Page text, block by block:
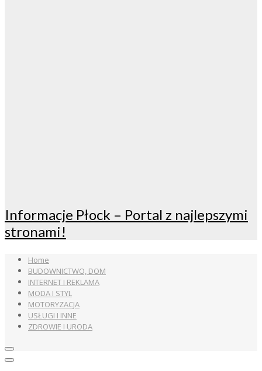
Informacje Płock – Portal z najlepszymi
stronami!
Home
BUDOWNICTWO, DOM
INTERNET I REKLAMA
MODA I STYL
MOTORYZACJA
USŁUGI I INNE
ZDROWIE I URODA